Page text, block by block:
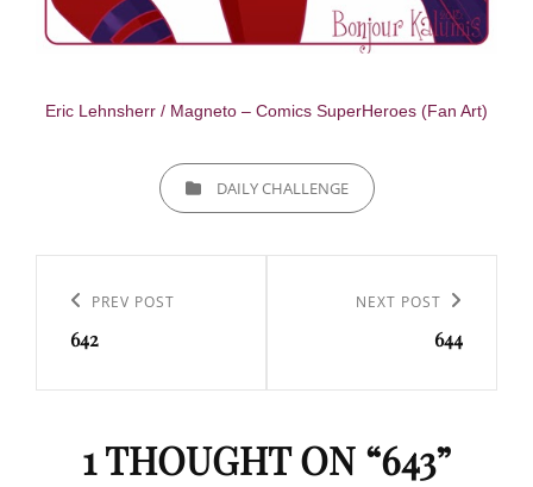
Eric Lehnsherr / Magneto – Comics SuperHeroes (Fan Art)
CATEGORIESDAILY CHALLENGE
l’article
Previous
Post
PREV POST
642
NEXT POST
644
1 THOUGHT ON “643”